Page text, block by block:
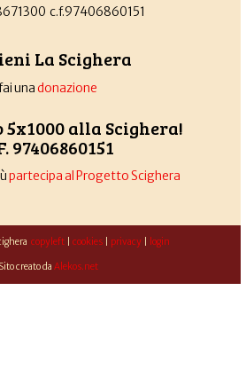
c.f.97406860151
La Scighera
unadonazione
5x1000 alla Scighera!
97406860151
partecipa al Progetto Scighera
copyleft| cookies| privacy| login
Sito creato da Alekos.net